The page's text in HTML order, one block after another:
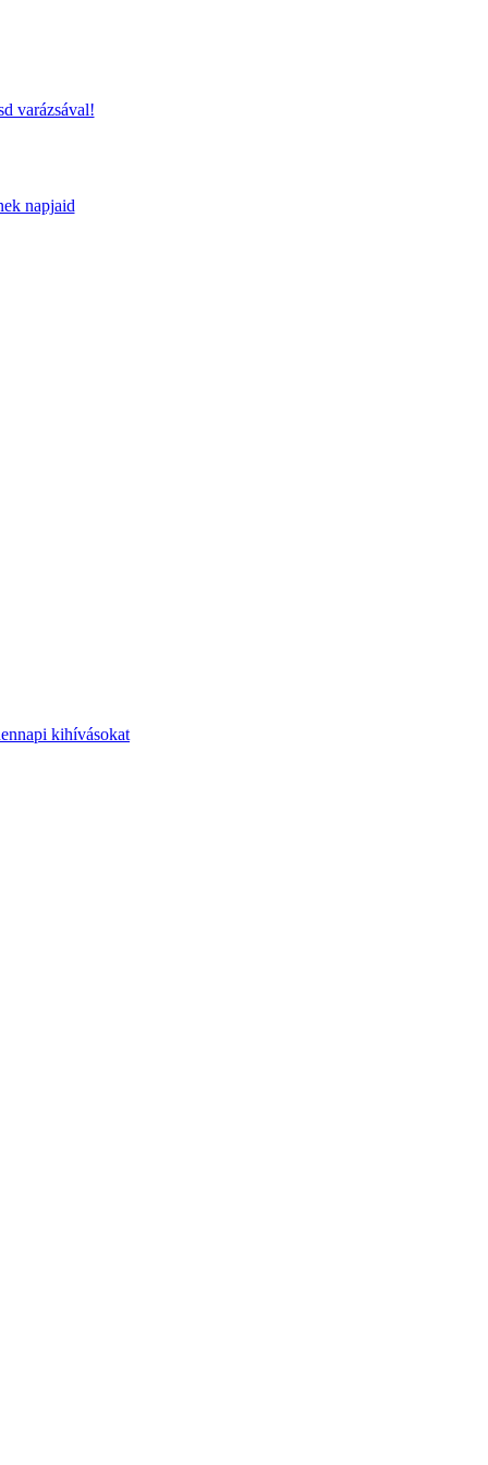
varázsával!
napjaid
kihívásokat